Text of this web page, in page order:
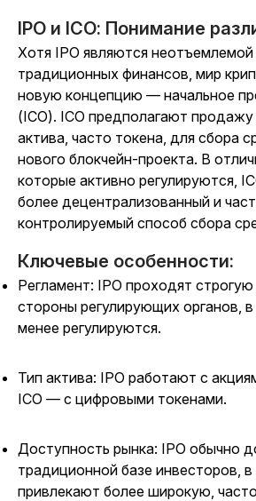
IPO и ICO: Понимание
Хотя IPO являются
традиционных финансов, мир
новую концепцию — начальное
(ICO). ICO предполагают
актива, часто токена, для сбора
нового блокчейн-проекта. В
которые активно регулируются,
более децентрализованный и
контролируемый способ сбора
Ключевые особенности:
Регламент: IPO проходят
стороны регулирующих органов, в
менее регулируются.
Тип актива: IPO работают с
ICO — с цифровыми токенами.
Доступность рынка: IPO обычно
традиционной базе инвесторов, в
привлекают более широкую,